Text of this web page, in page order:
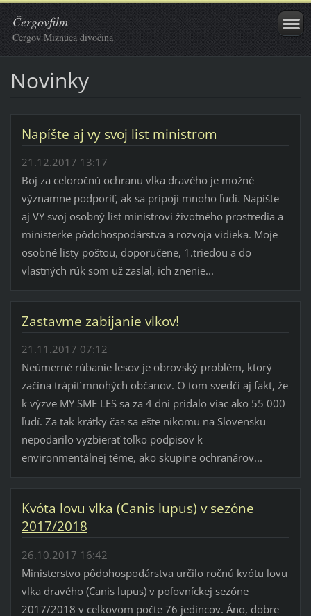
Čergovfilm
Čergov Miznúca divočina
Novinky
Napíšte aj vy svoj list ministrom
21.12.2017 13:17
Boj za celoročnú ochranu vlka dravého je možné
významne podporiť, ak sa pripojí mnoho ľudí. Napíšte
aj VY svoj osobný list ministrovi životného prostredia a
ministerke pôdohospodárstva a rozvoja vidieka. Moje
osobné listy poštou, doporučene, 1.triedou a do
vlastných rúk som už zaslal, ich znenie...
Zastavme zabíjanie vlkov!
21.11.2017 07:12
Neúmerné rúbanie lesov je obrovský problém, ktorý
začína trápiť mnohých občanov. O tom svedčí aj fakt, že
k výzve MY SME LES sa za 4 dni pridalo viac ako 55 000
ľudí. Za tak krátky čas sa ešte nikomu na Slovensku
nepodarilo vyzbierať toľko podpisov k
environmentálnej téme, ako skupine ochranárov...
Kvóta lovu vlka (Canis lupus) v sezóne
2017/2018
26.10.2017 16:42
Ministerstvo pôdohospodárstva určilo ročnú kvótu lovu
vlka dravého (Canis lupus) v poľovníckej sezóne
2017/2018 v celkovom počte 76 jedincov. Áno, dobre